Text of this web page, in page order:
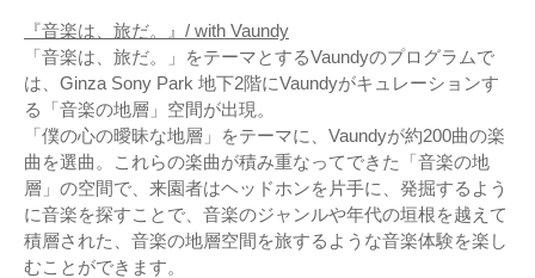
『音楽は、旅だ。』/ with Vaundy
「音楽は、旅だ。」をテーマとするVaundyのプログラムで
は、Ginza Sony Park 地下2階にVaundyがキュレーションす
る「音楽の地層」空間が出現。
「僕の心の曖昧な地層」をテーマに、Vaundyが約200曲の楽
曲を選曲。これらの楽曲が積み重なってできた「音楽の地
層」の空間で、来園者はヘッドホンを片手に、発掘するよう
に音楽を探すことで、音楽のジャンルや年代の垣根を越えて
積層された、音楽の地層空間を旅するような音楽体験を楽し
むことができます。